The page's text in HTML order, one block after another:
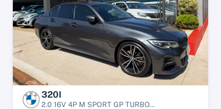
320I
2.0 16V 4P M SPORT GP TURBO...